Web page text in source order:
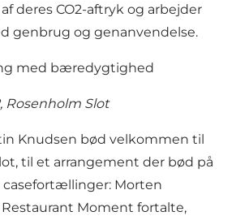
deres CO2-aftryk og arbejder
genbrug og genanvendelse.
med bæredygtighed
Rosenholm Slot
Knudsen bød velkommen til
til et arrangement der bød på
casefortællinger: Morten
Restaurant Moment fortalte,